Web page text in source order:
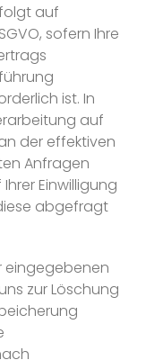
auf
sofern Ihre
ist. In
auf
der effektiven
Anfragen
Ihrer Einwilligung
abgefragt
eingegebenen
zur Löschung